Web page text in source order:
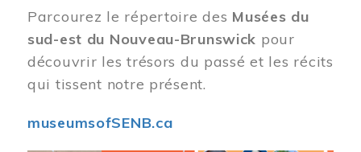
Parcourez le répertoire des Musées du
sud-est du Nouveau-Brunswick pour
découvrir les trésors du passé et les récits
qui tissent notre présent.
museumsofSENB.ca